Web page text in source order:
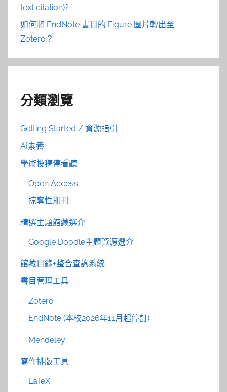
text citation)?
如何將 EndNote 書目的 Figure 圖片轉出至
Zotero？
分類瀏覽
Getting Started / 資源指引
AI素養
學術投稿停看聽
Open Access
掠奪性期刊
精選主題館藏選介
Google Doodle主題資源選介
館藏目錄+整合查詢系統
書目管理工具
Zotero
EndNote (本校2026年11月起停訂)
Mendeley
寫作排版工具
LaTeX